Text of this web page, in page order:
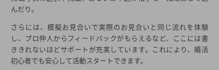
んだり。
さらには、模擬お見合いで実際のお見合いと同じ流れを体験
し、プロ仲人からフィードバックがもらえるなど、ここには書
ききれないほどサポートが充実しています。これにより、婚活
初心者でも安心して活動スタートできます。